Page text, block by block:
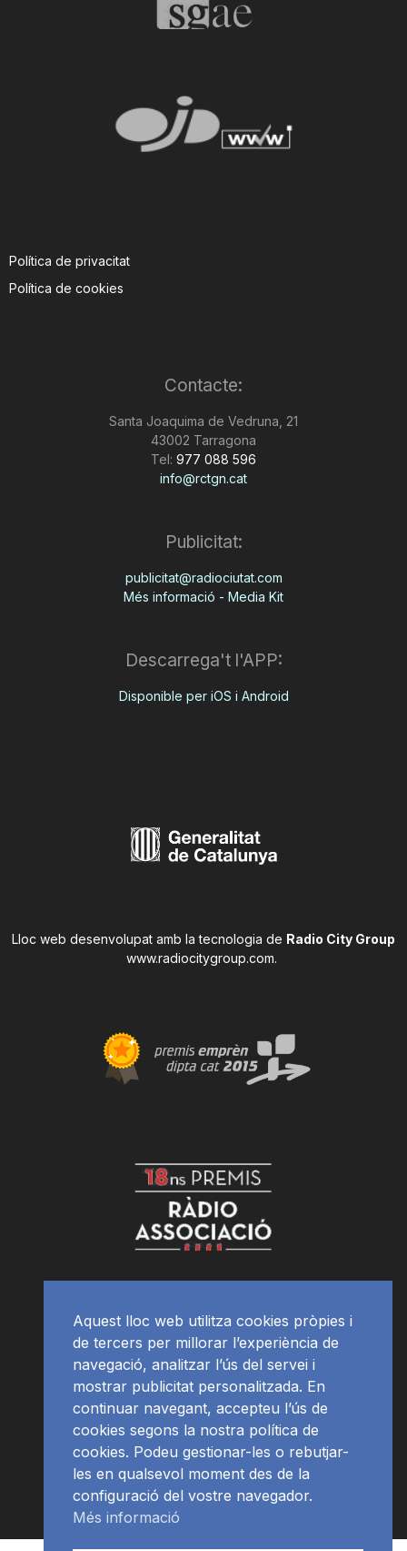
Política de privacitat
Política de cookies
Contacte:
Santa Joaquima de Vedruna, 21
43002 Tarragona
Tel: 977 088 596
info@rctgn.cat
Publicitat:
publicitat@radiociutat.com
Més informació - Media Kit
Descarrega't l'APP:
Disponible per iOS i Android
Lloc web desenvolupat amb la tecnologia de Radio City Group
www.radiocitygroup.com.
Aquest lloc web utilitza cookies pròpies i
de tercers per millorar l’experiència de
navegació, analitzar l’ús del servei i
mostrar publicitat personalitzada. En
continuar navegant, accepteu l’ús de
cookies segons la nostra política de
cookies. Podeu gestionar-les o rebutjar-
les en qualsevol moment des de la
configuració del vostre navegador.
Més informació